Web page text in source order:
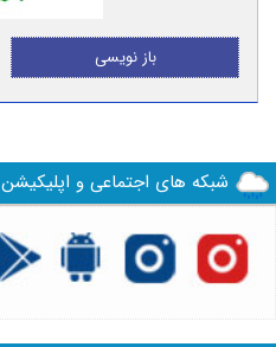
باز نویسی
شبکه های اجتماعی و اپلیکیشن